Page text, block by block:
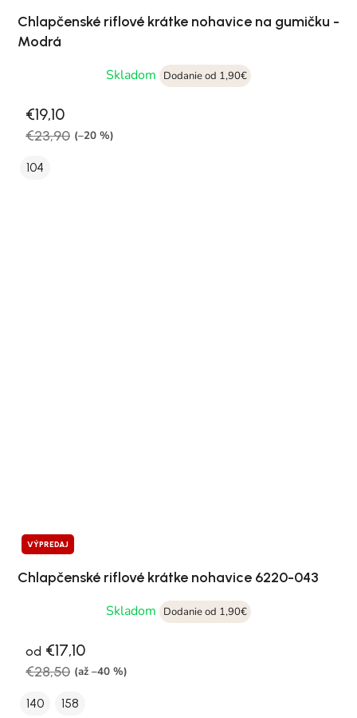
Chlapčenské riflové krátke nohavice na gumičku -
Modrá
Skladom
Dodanie od 1,90€
€19,10
€23,90 (–20 %)
104
VÝPREDAJ
Chlapčenské riflové krátke nohavice 6220-043
Skladom
Dodanie od 1,90€
od €17,10
€28,50 (až –40 %)
140 158